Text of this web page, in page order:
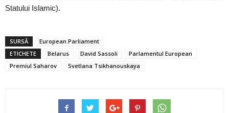
Statului Islamic).
SURSĂ
European Parliament
ETICHETE
Belarus David Sassoli
Parlamentul European
Premiul Saharov
Svetlana Tsikhanouskaya